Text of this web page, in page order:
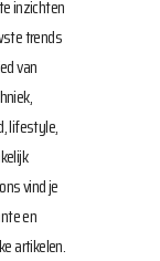
inzichten
trends
van
lifestyle,
vind je
en
artikelen.